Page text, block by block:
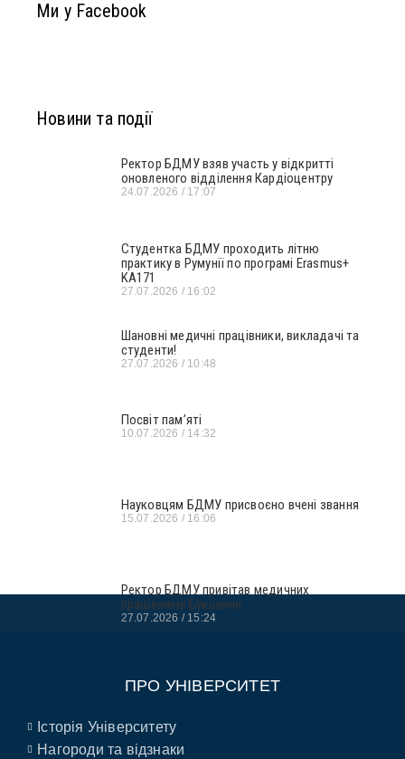
Ми у Facebook
Новини та події
Ректор БДМУ взяв участь у відкритті
оновленого відділення Кардіоцентру
24.07.2026 17:07
Студентка БДМУ проходить літню
практику в Румунії по програмі Erasmus+
KA171
27.07.2026 16:02
Шановні медичні працівники, викладачі та
студенти!
27.07.2026 10:48
Посвіт пам’яті
10.07.2026 14:32
Науковцям БДМУ присвоєно вчені звання
15.07.2026 16:06
Ректор БДМУ привітав медичних
працівників Буковини
27.07.2026 15:24
ПРО УНІВЕРСИТЕТ
Історія Університету
Нагороди та відзнаки